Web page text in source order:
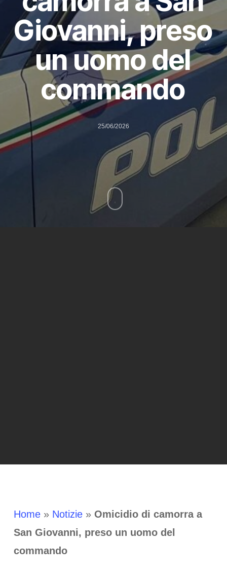
Giovanni, preso
un uomo del
commando
25/06/2026
Home» Notizie» Omicidio di camorra a
San Giovanni, preso un uomo del
commando